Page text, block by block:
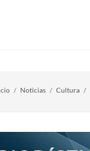
Noticias Cultura